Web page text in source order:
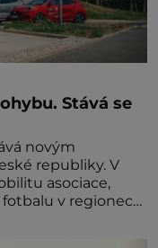
Stává se
novým
republiky. V
asociace,
v regionech.